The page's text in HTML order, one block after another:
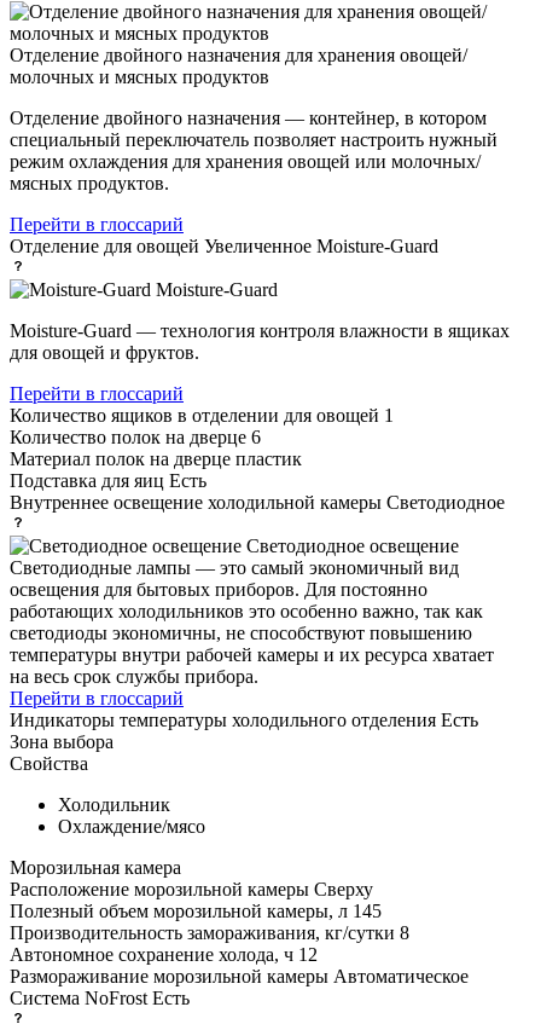
Отделение двойного назначения для хранения овощей/
молочных и мясных продуктов
Отделение двойного назначения — контейнер, в котором
специальный переключатель позволяет настроить нужный
режим охлаждения для хранения овощей или молочных/
мясных продуктов.
Перейти в глоссарий
Отделение для овощей Увеличенное Moisture-Guard
Moisture-Guard
Moisture-Guard — технология контроля влажности в ящиках
для овощей и фруктов.
Перейти в глоссарий
Количество ящиков в отделении для овощей 1
Количество полок на дверце 6
Материал полок на дверце пластик
Подставка для яиц Есть
Внутреннее освещение холодильной камеры Светодиодное
Светодиодное освещение
Светодиодные лампы — это самый экономичный вид
освещения для бытовых приборов. Для постоянно
работающих холодильников это особенно важно, так как
светодиоды экономичны, не способствуют повышению
температуры внутри рабочей камеры и их ресурса хватает
на весь срок службы прибора.
Перейти в глоссарий
Индикаторы температуры холодильного отделения Есть
Зона выбора
Свойства
Холодильник
Охлаждение/мясо
Морозильная камера
Расположение морозильной камеры Сверху
Полезный объем морозильной камеры, л 145
Производительность замораживания, кг/сутки 8
Автономное сохранение холода, ч 12
Размораживание морозильной камеры Автоматическое
Система NoFrost Есть